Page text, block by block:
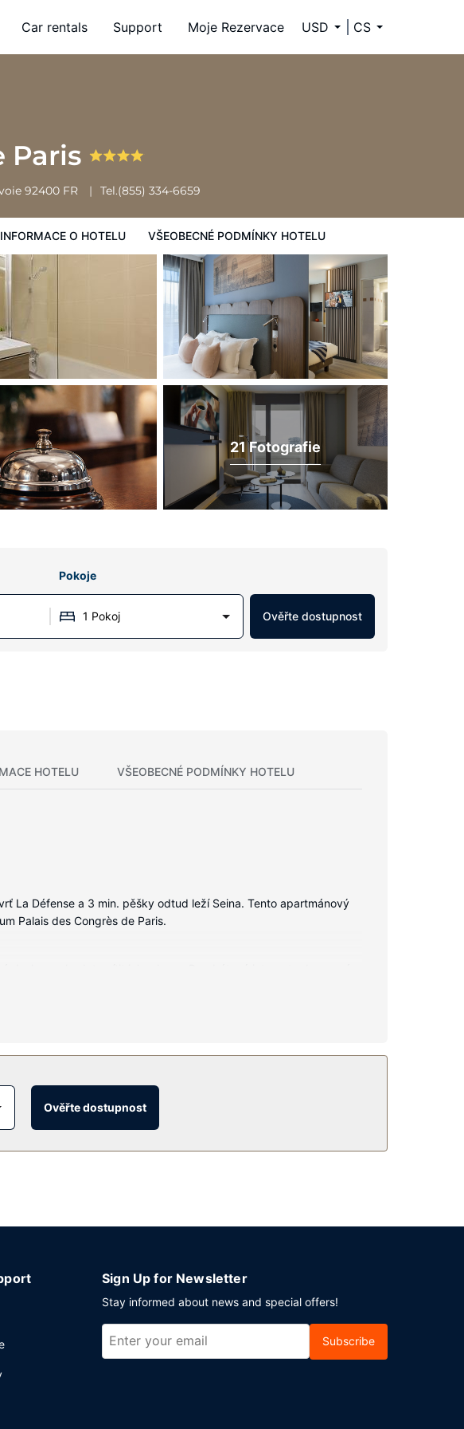
Car rentals Support Moje Rezervace USD CS
Paris
92400 FR Tel.(855) 334-6659
INFORMACE O HOTELU VŠEOBECNÉ PODMÍNKY HOTELU
Všeobecné podmínky hotelu
21 Fotografie
Pokoje
1 Pokoj Ověřte dostupnost
HOTELU VŠEOBECNÉ PODMÍNKY HOTELU
La Défense a 3 min. pěšky odtud leží Seina. Tento apartmánový
Palais des Congrès de Paris.
Další užitečné vybavení a služby: telefon, vestavěný trezor a
a o víkendu od 7:30 do 10:30.
Ověřte dostupnost
Sign Up for Newsletter
Stay informed about news and special offers!
Subscribe